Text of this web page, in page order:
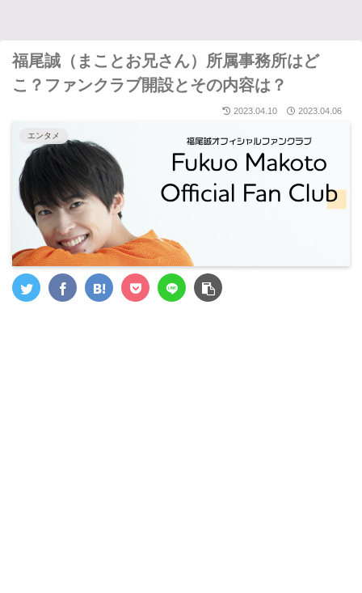
福尾誠（まことお兄さん）所属事務所はど
こ？ファンクラブ開設とその内容は？
2023.04.10 2023.04.06
エンタメ